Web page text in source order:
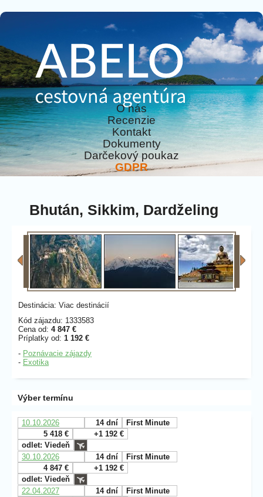
O nás
Recenzie
Kontakt
Dokumenty
Darčekový poukaz
GDPR
Bhután, Sikkim, Dardželing
Destinácia: Viac destinácií
Kód zájazdu: 1333583
Cena od: 4 847 €
Príplatky od: 1 192 €
- Poznávacie zájazdy
- Exotika
Výber termínu
10.10.2026 14 dní
First Minute
5 418 €
+1 192 €
odlet: Viedeň
30.10.2026
14 dní
First Minute
4 847 €
+1 192 €
odlet: Viedeň
22.04.2027
14 dní
First Minute